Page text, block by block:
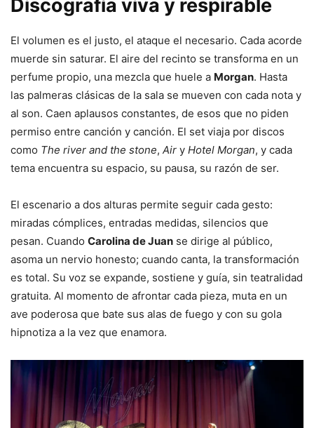
Discografía viva y respirable
El volumen es el justo, el ataque el necesario. Cada acorde
muerde sin saturar. El aire del recinto se transforma en un
perfume propio, una mezcla que huele a Morgan. Hasta
las palmeras clásicas de la sala se mueven con cada nota y
al son. Caen aplausos constantes, de esos que no piden
permiso entre canción y canción. El set viaja por discos
como The river and the stone, Air y Hotel Morgan, y cada
tema encuentra su espacio, su pausa, su razón de ser.
El escenario a dos alturas permite seguir cada gesto:
miradas cómplices, entradas medidas, silencios que
pesan. Cuando Carolina de Juan se dirige al público,
asoma un nervio honesto; cuando canta, la transformación
es total. Su voz se expande, sostiene y guía, sin teatralidad
gratuita. Al momento de afrontar cada pieza, muta en un
ave poderosa que bate sus alas de fuego y con su gola
hipnotiza a la vez que enamora.